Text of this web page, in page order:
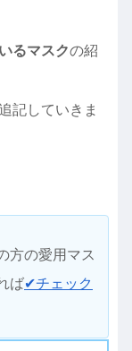
るマスクの紹
記していきま
方の愛用マス
ば✔︎チェック